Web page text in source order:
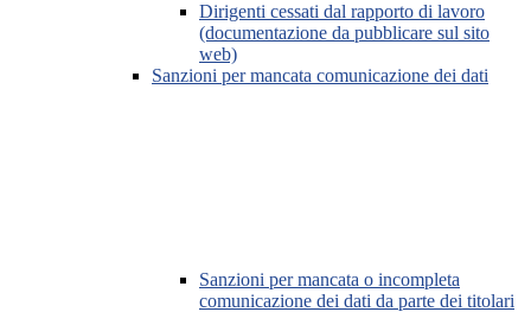
Dirigenti cessati dal rapporto di lavoro
(documentazione da pubblicare sul sito
web)
Sanzioni per mancata comunicazione dei dati
Sanzioni per mancata o incompleta
comunicazione dei dati da parte dei titolari